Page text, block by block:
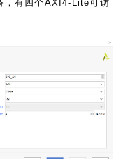
，有四个AXI4-Lite可访